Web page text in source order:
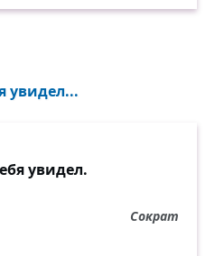
увидел...
увидел.
Сократ